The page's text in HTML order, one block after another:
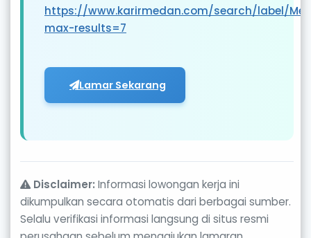
https://www.karirmedan.com/search/label/
max-results=7
Lamar Sekarang
Disclaimer: Informasi lowongan kerja ini
dikumpulkan secara otomatis dari berbagai sumber.
Selalu verifikasi informasi langsung di situs resmi